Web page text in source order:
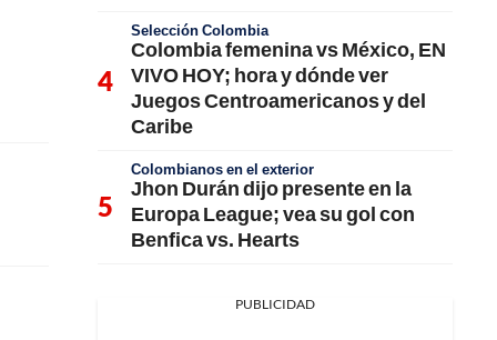
Selección Colombia
Colombia femenina vs México, EN
VIVO HOY; hora y dónde ver
Juegos Centroamericanos y del
Caribe
Colombianos en el exterior
Jhon Durán dijo presente en la
Europa League; vea su gol con
Benfica vs. Hearts
PUBLICIDAD